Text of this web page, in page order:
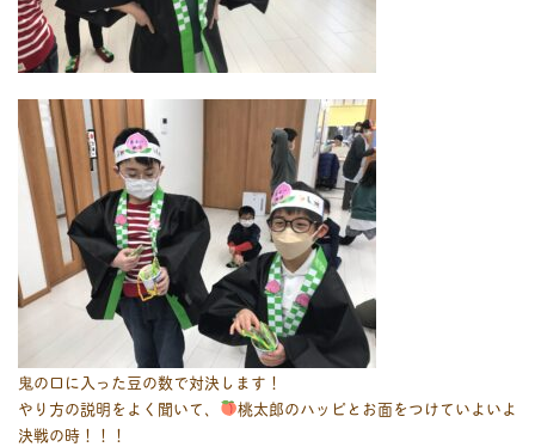
鬼の口に入った豆の数で対決します！
やり方の説明をよく聞いて、
桃太郎のハッピとお面をつけていよいよ
決戦の時！！！